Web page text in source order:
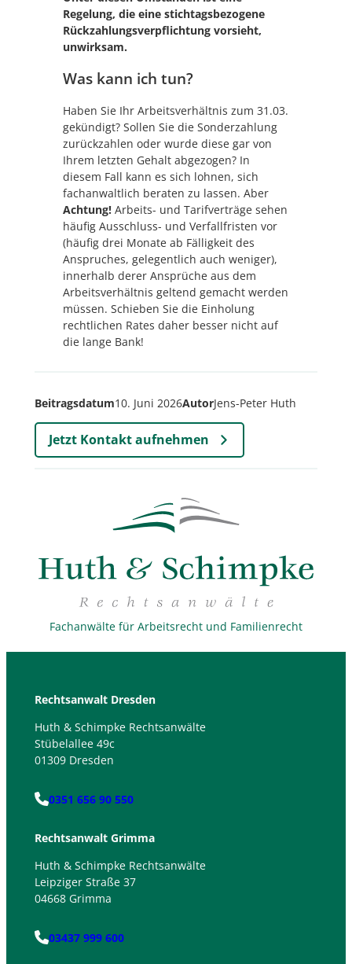
Regelung, die eine stichtagsbezogene
Rückzahlungsverpflichtung vorsieht,
unwirksam.
Was kann ich tun?
Haben Sie Ihr Arbeitsverhältnis zum 31.03.
gekündigt? Sollen Sie die Sonderzahlung
zurückzahlen oder wurde diese gar von
Ihrem letzten Gehalt abgezogen? In
diesem Fall kann es sich lohnen, sich
fachanwaltlich beraten zu lassen. Aber
Achtung!Arbeits- und Tarifverträge sehen
häufig Ausschluss- und Verfallfristen vor
(häufig drei Monate ab Fälligkeit des
Anspruches, gelegentlich auch weniger),
innerhalb derer Ansprüche aus dem
Arbeitsverhältnis geltend gemacht werden
müssen. Schieben Sie die Einholung
rechtlichen Rates daher besser nicht auf
die lange Bank!
Beitragsdatum10. Juni 2026AutorJens-Peter Huth
Jetzt Kontakt aufnehmen
Fachanwälte für Arbeitsrecht und Familienrecht
Rechtsanwalt Dresden
Huth & Schimpke Rechtsanwälte
Stübelallee 49c
01309 Dresden
0351 656 90 550
Rechtsanwalt Grimma
Huth & Schimpke Rechtsanwälte
Leipziger Straße 37
04668 Grimma
03437 999 600